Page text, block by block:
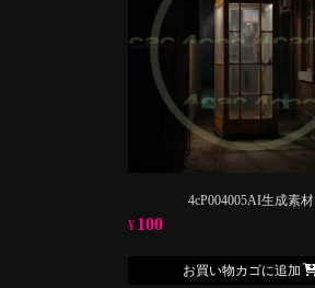
4cP004005AI生成素材
¥ 100
お買い物カゴに追加